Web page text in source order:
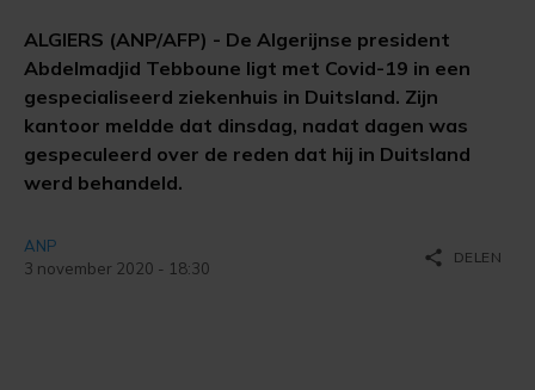
ALGIERS (ANP/AFP) - De Algerijnse president
Abdelmadjid Tebboune ligt met Covid-19 in een
gespecialiseerd ziekenhuis in Duitsland. Zijn
kantoor meldde dat dinsdag, nadat dagen was
gespeculeerd over de reden dat hij in Duitsland
werd behandeld.
ANP
3 november 2020 - 18:30
share DELEN